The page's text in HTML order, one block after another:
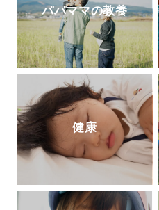
レシピ提案
配信してい
パパママの教養
健康